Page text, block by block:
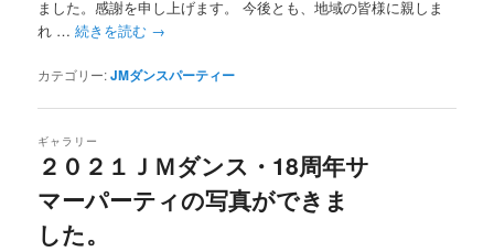
ました。感謝を申し上げます。 今後とも、地域の皆様に親しま
れ …続きを読む →
カテゴリー:JMダンスパーティー
２０２１ＪＭダンス・18周年サ
マーパーティの写真ができま
した。
ギャラリー